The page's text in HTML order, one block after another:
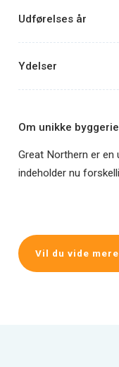
Udførelses år
Ydelser
Om unikke
Great Northern er en
indeholder nu
Vil du vide